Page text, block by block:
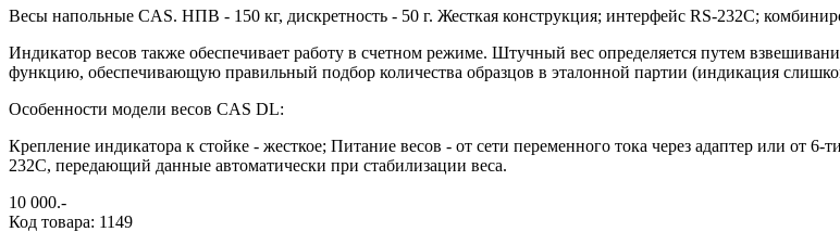
Весы напольные CAS. НПВ - 150 кг, дискретность - 50 г. Жесткая конструкция; интерфейс RS-232C;
Индикатор весов также обеспечивает работу в счетном режиме. Штучный вес определяется путем
функцию, обеспечивающую правильный подбор количества образцов в эталонной партии (индикация
Особенности модели весов CAS DL:
Крепление индикатора к стойке - жесткое; Питание весов - от сети переменного тока через адаптер или от
232C, передающий данные автоматически при стабилизации веса.
10 000.-
Код товара: 1149